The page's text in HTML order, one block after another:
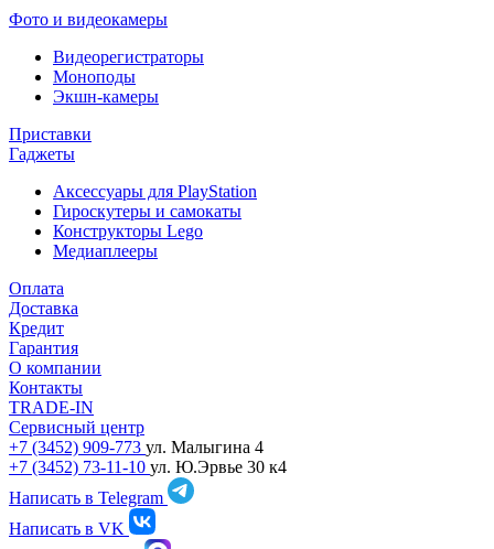
Фото и видеокамеры
Видеорегистраторы
Моноподы
Экшн-камеры
Приставки
Гаджеты
Аксессуары для PlayStation
Гироскутеры и самокаты
Конструкторы Lego
Медиаплееры
Оплата
Доставка
Кредит
Гарантия
О компании
Контакты
TRADE-IN
Сервисный центр
+7 (3452) 909-773 ул. Малыгина 4
+7 (3452) 73-11-10 ул. Ю.Эрвье 30 к4
Написать в Telegram
Написать в VK